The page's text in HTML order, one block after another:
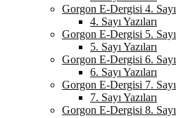
Gorgon E-Dergisi 4. Sayı
4. Sayı Yazıları
Gorgon E-Dergisi 5. Sayı
5. Sayı Yazıları
Gorgon E-Dergisi 6. Sayı
6. Sayı Yazıları
Gorgon E-Dergisi 7. Sayı
7. Sayı Yazıları
Gorgon E-Dergisi 8. Sayı